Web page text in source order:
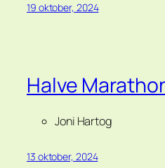
19 oktober, 2024
Halve
Joni Hartog
13 oktober, 2024